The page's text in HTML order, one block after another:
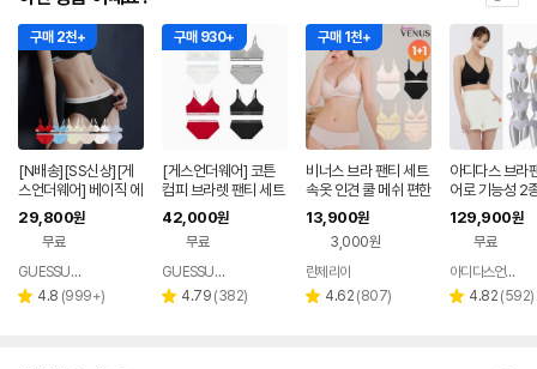
구매 2천+
[N배송][SS신상][게
스언더웨어] 베이직 에
센셜 포인트 와이어 브
라팬티세트
29,800원
무료
페이
GUESSUNDERWEAR
별 4.8 리
(999+)
구매 930+
[게스언더웨어] 코튼
컴피 브라렛 팬티 세트
- 4Colors
42,000원
무료
페이
GUESSUNDERWEAR
별 4.79 리
(382)
구매 1천+
비너스 브라 팬티 세트
속옷 인견 쿨 메쉬 편한
노와이어 심리스 여성
속옷 빅사이즈 몰드
13,900원
3,000원
페이
란제리아
별 4.62 리
(807)
아디다스 브라
어로 기능성 2
129,900원
무료
아디다스언더웨어 공식스토어
별 4.82 리
(592)